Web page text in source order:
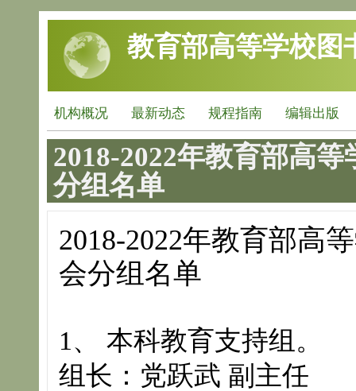
跳转到主要内容
教育部高等学校图
机构概况 最新动态 规程指南 编辑出版
2018-2022年教育部高
分组名单
2018-2022年教育部高
会分组名单
1、 本科教育支持组。
组长：党跃武 副主任